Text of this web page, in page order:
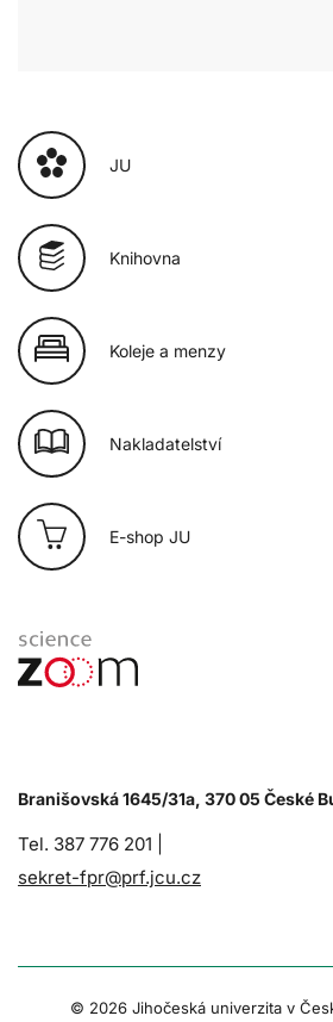
JU
Knihovna
Koleje a menzy
Nakladatelství
E-shop JU
Branišovská 1645/31a, 370 05 České
Tel. 387 776 201 |
sekret-fpr@prf.jcu.cz
© 2026 Jihočeská univerzita v